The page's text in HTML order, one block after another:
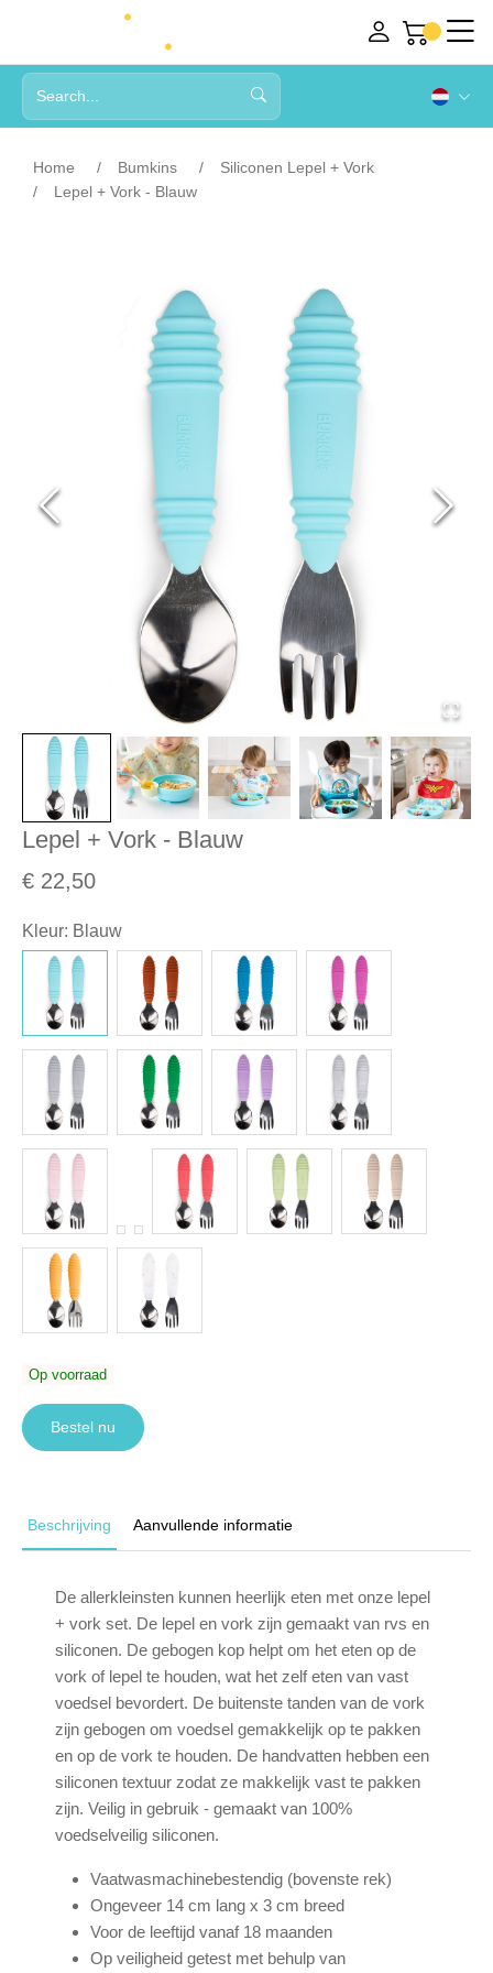
Home Bumkins
Siliconen Lepel + Vork
Lepel + Vork - Blauw
Lepel + Vork - Blauw
€ 22,50
Kleur: Blauw
Op voorraad
Bestel nu
Beschrijving Aanvullende informatie
De allerkleinsten kunnen heerlijk eten met onze lepel
+ vork set. De lepel en vork zijn gemaakt van rvs en
siliconen. De gebogen kop helpt om het eten op de
vork of lepel te houden, wat het zelf eten van vast
voedsel bevordert. De buitenste tanden van de vork
zijn gebogen om voedsel gemakkelijk op te pakken
en op de vork te houden. De handvatten hebben een
siliconen textuur zodat ze makkelijk vast te pakken
zijn. Veilig in gebruik - gemaakt van 100%
voedselveilig siliconen.
Vaatwasmachinebestendig (bovenste rek)
Ongeveer 14 cm lang x 3 cm breed
Voor de leeftijd vanaf 18 maanden
Op veiligheid getest met behulp van